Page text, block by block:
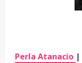
Perla Atanacio |